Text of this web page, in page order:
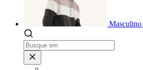
Masculino